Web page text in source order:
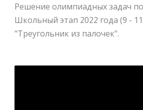
Решение олимпиадных задач
Школьный этап 2022 года (9 - 11
"Треугольник из палочек".